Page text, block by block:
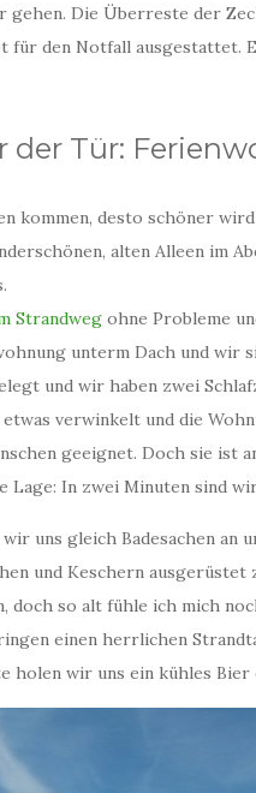
gehen. Die Überreste der
für den Notfall
der Tür:
kommen, desto schöner
alten Alleen im
Strandweg ohne Probleme
unterm Dach und wir
und wir haben zwei
verwinkelt und die
geeignet. Doch sie ist
Lage: In zwei Minuten sind
uns gleich Badesachen an
und Keschern
doch so alt fühle ich mich
einen herrlichen
holen wir uns ein kühles